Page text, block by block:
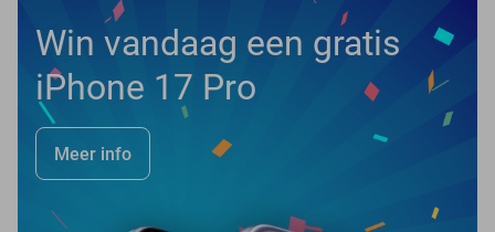
Win vandaag een gratis
iPhone 17 Pro
Meer info